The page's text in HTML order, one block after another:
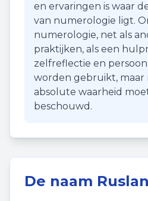
en ervaringen is waar
van numerologie ligt.
numerologie, net als
praktijken, als een
zelfreflectie en
worden gebruikt, maar
absolute waarheid
beschouwd.
De naam Ruslan